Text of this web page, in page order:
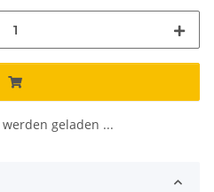
geladen ...